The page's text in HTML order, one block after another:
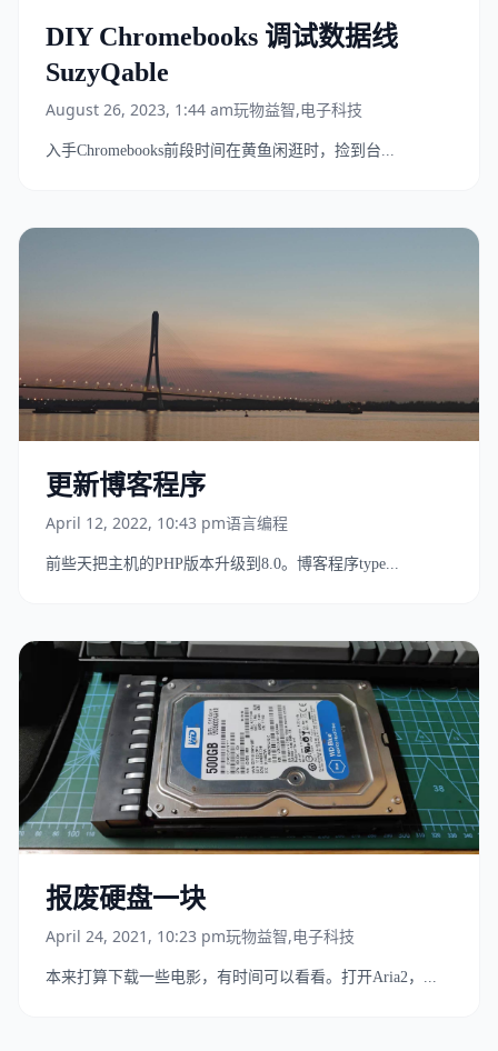
DIY Chromebooks 调试数据线
SuzyQable
August 26, 2023, 1:44 am玩物益智,电子科技
入手Chromebooks前段时间在黄鱼闲逛时，捡到台...
更新博客程序
April 12, 2022, 10:43 pm语言编程
前些天把主机的PHP版本升级到8.0。博客程序type...
报废硬盘一块
April 24, 2021, 10:23 pm玩物益智,电子科技
本来打算下载一些电影，有时间可以看看。打开Aria2，...